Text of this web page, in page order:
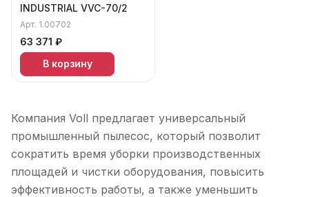
INDUSTRIAL VVC-70/2
Арт. 1.00702
63 371 ₽
В корзину
Компания Voll предлагает универсальный
промышленный пылесос, который позволит
сократить время уборки производственных
площадей и чистки оборудования, повысить
эффективность работы, а также уменьшить